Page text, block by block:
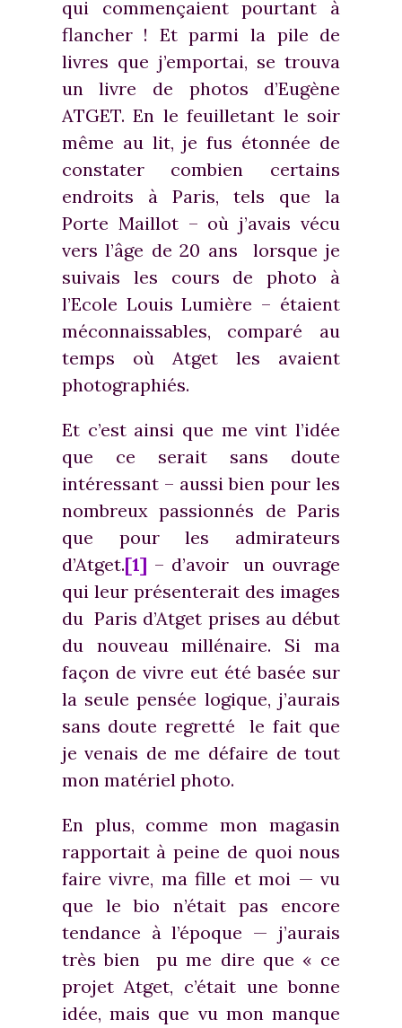
qui commençaient pourtant à
flancher ! Et parmi la pile de
livres que j’emportai, se trouva
un livre de photos d’Eugène
ATGET. En le feuilletant le soir
même au lit, je fus étonnée de
constater combien certains
endroits à Paris, tels que la
Porte Maillot – où j’avais vécu
vers l’âge de 20 ans lorsque je
suivais les cours de photo à
l’Ecole Louis Lumière – étaient
méconnaissables, comparé au
temps où Atget les avaient
photographiés.
Et c’est ainsi que me vint l’idée
que ce serait sans doute
intéressant – aussi bien pour les
nombreux passionnés de Paris
que pour les admirateurs
d’Atget.[1] – d’avoir un ouvrage
qui leur présenterait des images
du Paris d’Atget prises au début
du nouveau millénaire. Si ma
façon de vivre eut été basée sur
la seule pensée logique, j’aurais
sans doute regretté le fait que
je venais de me défaire de tout
mon matériel photo.
En plus, comme mon magasin
rapportait à peine de quoi nous
faire vivre, ma fille et moi — vu
que le bio n’était pas encore
tendance à l’époque — j’aurais
très bien pu me dire que « ce
projet Atget, c’était une bonne
idée, mais que vu mon manque